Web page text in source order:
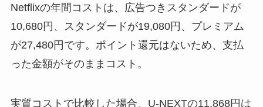
Netflixの年間コストは、広告つきスタンダードが
10,680円、スタンダードが19,080円、プレミアム
が27,480円です。ポイント還元はないため、支払
った金額がそのままコスト。
実質コストで比較した場合、U-NEXTの11,868円は